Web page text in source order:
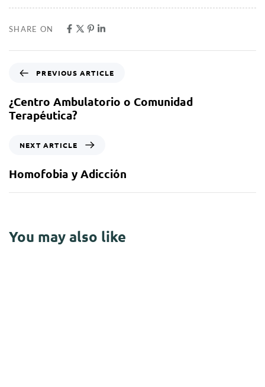
SHARE ON
PREVIOUS ARTICLE
¿Centro Ambulatorio o Comunidad
Terapéutica?
NEXT ARTICLE
Homofobia y Adicción
You may also like